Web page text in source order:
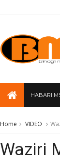
HABARI
Home VIDEO
Waziri